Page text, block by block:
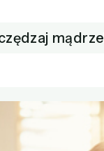
mądrze